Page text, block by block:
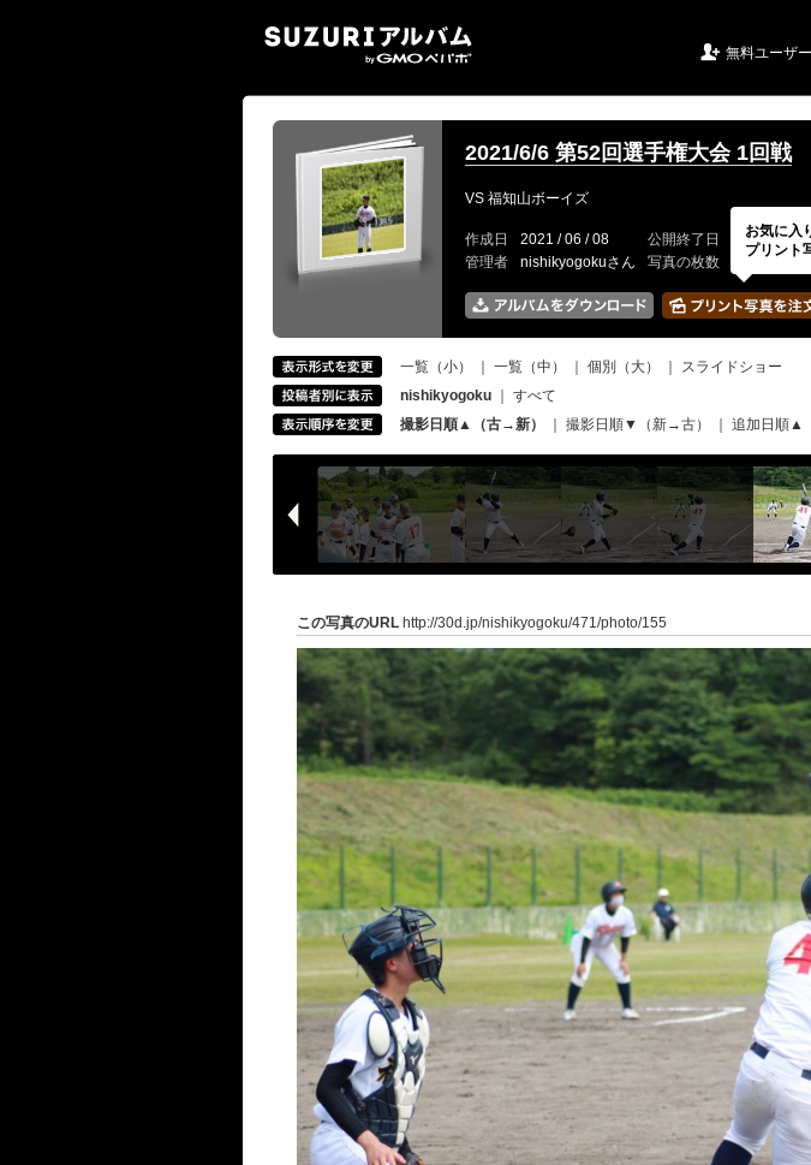
 無料ユーザ
2021/6/6 第52回選手権大会 1回戦
VS 福知山ボーイズ
作成日 2021 / 06 / 08 公開終了日 無期限
管理者
nishikyogokuさん 写真の枚数 435 / 2000
一覧（小） 一覧（中） 個別（大）
スライドショー
nishikyogoku
すべて
撮影日順▲（古→新）
撮影日順▼（新→古） 追加日順▲
この写真のURL http://30d.jp/nishikyogoku/471/photo/155
お気に入
プリント